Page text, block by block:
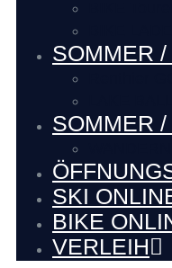
SOMMER /
SOMMER
SKI
BIKE
VERLEIH